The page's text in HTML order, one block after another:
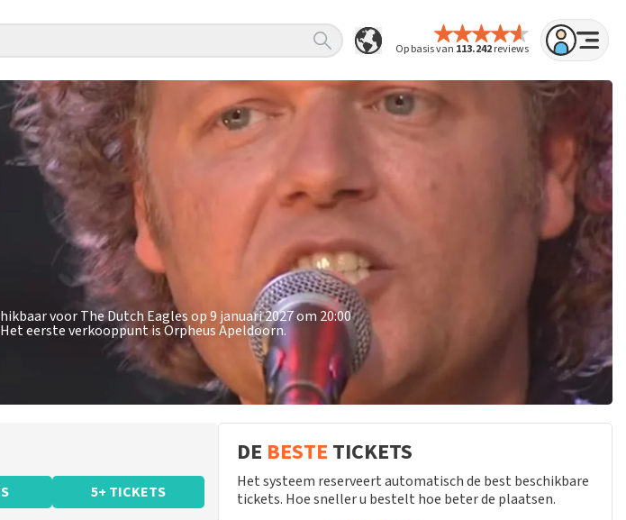
Op basis van 113.242reviews
voor The Dutch Eagles op 9 januari 2027 om 20:00
eerste verkooppunt is Orpheus Apeldoorn.
5+ TICKETS
DE BESTE TICKETS
Het systeem reserveert automatisch de best beschikbare
tickets. Hoe sneller u bestelt hoe beter de plaatsen.